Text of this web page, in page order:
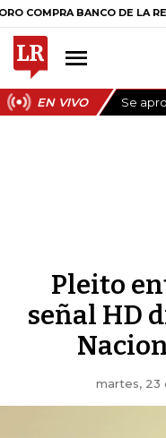
BANCO DE LA REPÚBLICA
EN VIVO Se
Pleito
señal HD
martes, 23